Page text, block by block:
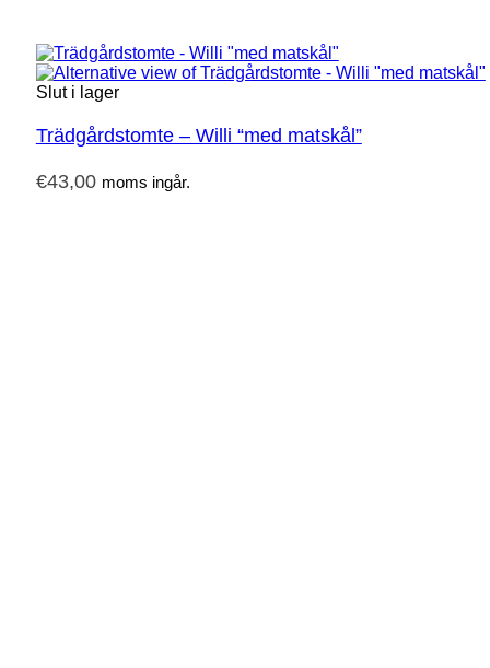
Slut i lager
Trädgårdstomte – Willi “med matskål”
€43,00 moms ingår.